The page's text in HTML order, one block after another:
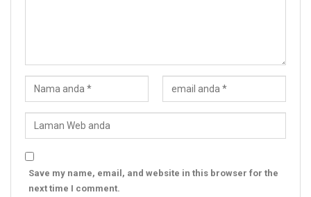
Save my name, email, and website in this browser for the
next time I comment.